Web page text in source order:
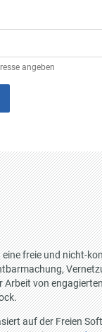
angeben
freie und nicht-
Arbeit von
auf der Freien